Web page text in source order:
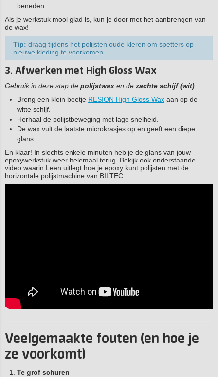
beneden.
Als je werkstuk mooi glad is, kun je door met het aanbrengen van
de wax!
Tip: draag tijdens het polijsten oude kleren om spetters op
nieuwe kleding te voorkomen.
3. Afwerken met High Gloss Wax
Gebruik in deze stap de polijstwax en de zachte schijf (wit)
Breng een klein beetje RESION High Gloss Wax aan op de
witte schijf.
Herhaal de polijstbeweging met lage snelheid.
De wax vult de laatste microkrasjes op en geeft een diepe
glans.
En klaar! In slechts enkele minuten heb je de glans van jouw
epoxywerkstuk weer helemaal terug. Bekijk ook onderstaande
video waarin Leen uitlegt hoe je epoxy kunt polijsten met de
horizontale polijstmachine van BILTEC.
Veelgemaakte fouten (en hoe je
ze voorkomt)
Te grof schuren